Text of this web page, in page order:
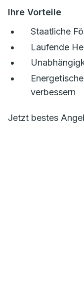
Ihre Vorteile
Staatliche
Laufende
verbessern
Jetzt bestes